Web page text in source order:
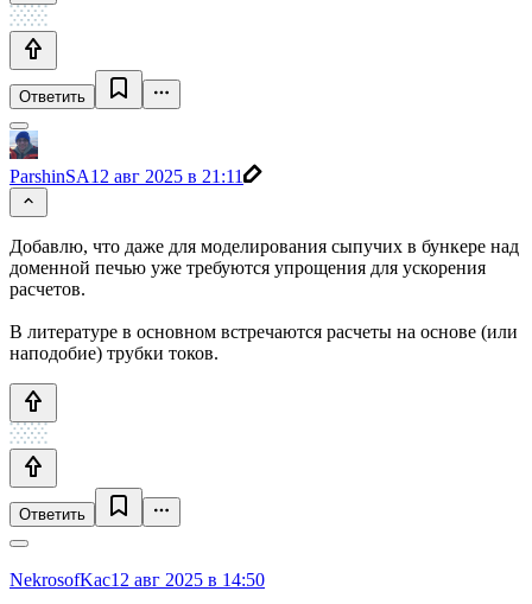
Ответить
ParshinSA12 авг 2025 в 21:11
Добавлю, что даже для моделирования сыпучих в бункере над
доменной печью уже требуются упрощения для ускорения
расчетов.
В литературе в основном встречаются расчеты на основе (или
наподобие) трубки токов.
Ответить
NekrosofKac12 авг 2025 в 14:50